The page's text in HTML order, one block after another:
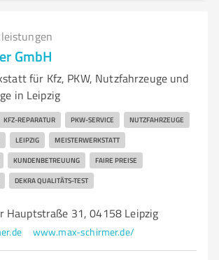
GmbH
für Kfz, PKW, Nutzfahrzeuge und
in Leipzig
KFZ-REPARATUR PKW-SERVICE NUTZFAHRZEUGE
LEIPZIG MEISTERWERKSTATT
KUNDENBETREUUNG FAIRE PREISE
DEKRA QUALITÄTS-TEST
Hauptstraße 31, 04158 Leipzig
www.max-schirmer.de/